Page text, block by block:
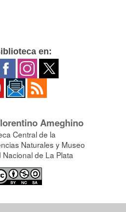
en:
Ameghino
Central de la
Naturales y Museo
Nacional de La Plata